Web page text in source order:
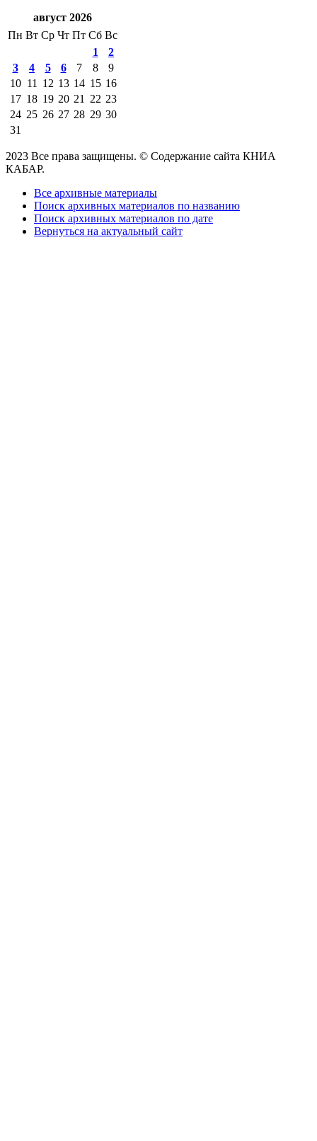
август 2026
Пн Вт Ср Чт Пт Сб Вс
1
2
3
4 5 6 7 8
9
10 11 12 13 14 15 16
17 18 19 20 21 22 23
24 25 26 27 28 29 30
31
2023 Все права защищены. © Содержание сайта КНИА
КАБАР.
Все архивные материалы
Поиск архивных материалов по названию
Поиск архивных материалов по дате
Вернуться на актуальный сайт